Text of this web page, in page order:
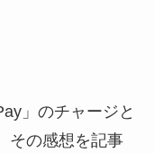
」のチャージと
その感想を記事